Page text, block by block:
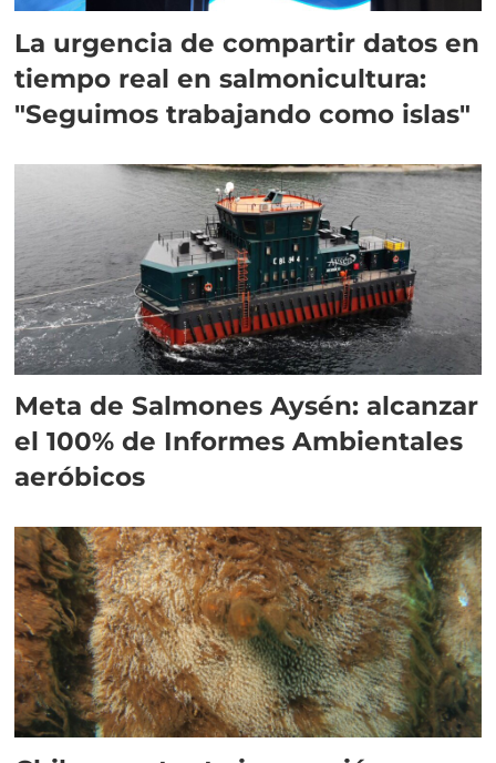
La urgencia de compartir datos en
tiempo real en salmonicultura:
"Seguimos trabajando como islas"
Meta de Salmones Aysén: alcanzar
el 100% de Informes Ambientales
aeróbicos